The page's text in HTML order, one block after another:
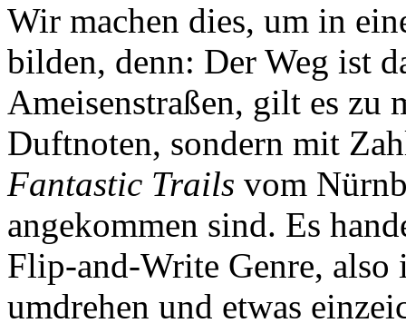
Wir machen dies, um in
bilden, denn: Der Weg ist
Ameisenstraßen, gilt es zu
Duftnoten, sondern mit
Fantastic Trails vom
angekommen sind. Es
Flip-and-Write Genre,
umdrehen und etwas